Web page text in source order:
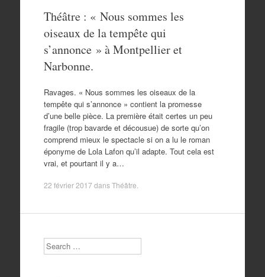
Théâtre : « Nous sommes les
oiseaux de la tempête qui
s’annonce » à Montpellier et
Narbonne.
Ravages. « Nous sommes les oiseaux de la
tempête qui s’annonce » contient la promesse
d’une belle pièce. La première était certes un peu
fragile (trop bavarde et décousue) de sorte qu’on
comprend mieux le spectacle si on a lu le roman
éponyme de Lola Lafon qu’il adapte. Tout cela est
vrai, et pourtant il y a…
22 février 2017 dansThéâtre
Search